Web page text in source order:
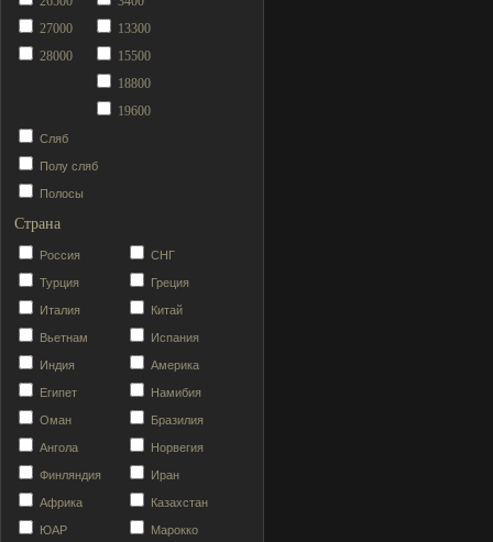
27000
28000
13300
15500
18800
19600
Сляб
Полу сляб
Полосы
Страна
Россия СНГ
Турция Греция
Италия Китай
Вьетнам Испания
Индия Америка
Египет Намибия
Оман Бразилия
Ангола Норвегия
Финляндия Иран
Африка Казахстан
ЮАР Марокко